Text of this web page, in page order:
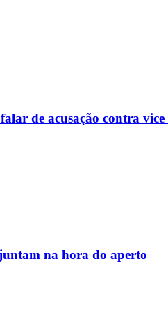
de acusação contra vice
na hora do aperto